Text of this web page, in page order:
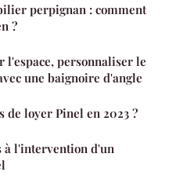
perpignan : comment
?
l'espace, personnaliser le
une baignoire d'angle
de loyer Pinel en 2023 ?
à l'intervention d'un